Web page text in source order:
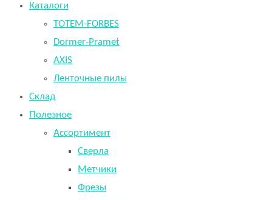
Каталоги
TOTEM-FORBES
Dormer-Pramet
AXIS
Ленточные пилы
Склад
Полезное
Ассортимент
Сверла
Метчики
Фрезы